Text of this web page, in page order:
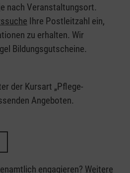
nach Veranstaltungsort.
Ihre Postleitzahl ein,
zu erhalten. Wir
Bildungsgutscheine.
der Kursart „Pflege-
Angeboten.
engagieren? Weitere